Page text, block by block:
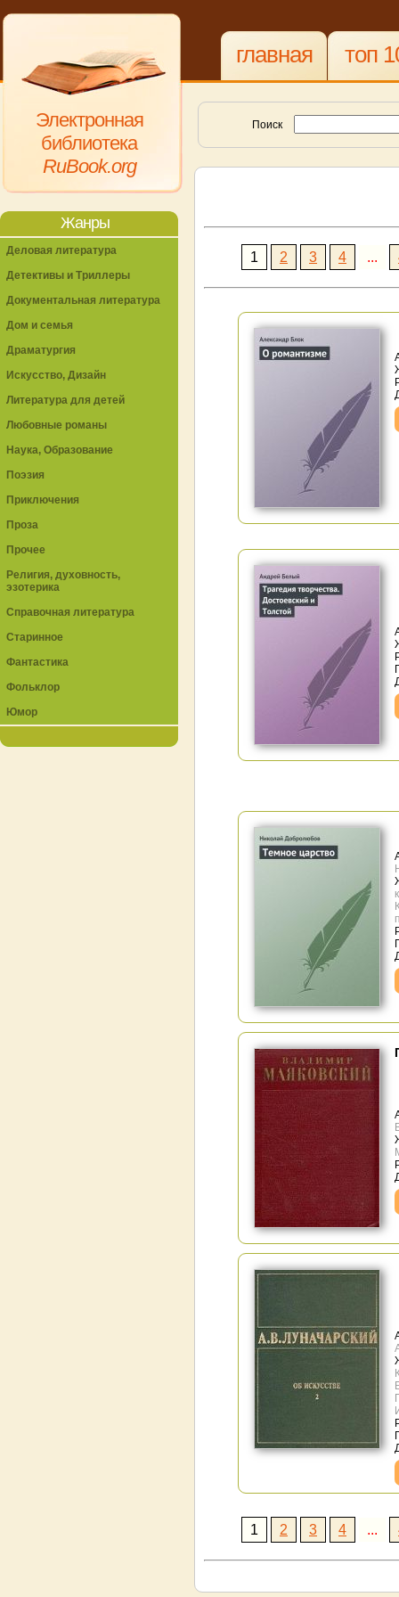
Электронная
библиотека
RuBook.org
главная топ
Поиск
1 2 3 4 ...
1 2 3 4 ...
Жанры
Деловая литература
Детективы и Триллеры
Документальная литература
Дом и семья
Драматургия
Искусство, Дизайн
Литература для детей
Любовные романы
Наука, Образование
Поэзия
Приключения
Проза
Прочее
Религия, духовность,
эзотерика
Справочная литература
Старинное
Фантастика
Фольклор
Юмор